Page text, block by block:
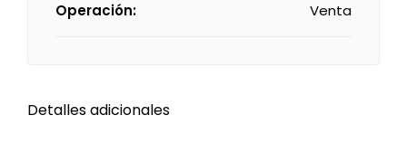
Operación: Venta
Detalles adicionales